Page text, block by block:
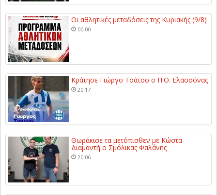
Οι αθλητικές μεταδόσεις της Κυριακής (9/8)
00:00
Κράτησε Γιώργο Τσάτσο ο Π.Ο. Ελασσόνας
20:17
Θωράκισε τα μετόπισθεν με Κώστα
Διαμαντή ο Σμόλικας Φαλάνης
20:06